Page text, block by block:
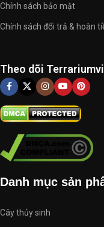
Chính sách bảo mật
Chính sách đổi trả & hoàn
Theo dõi
Danh mục sản
Cây thủy sinh